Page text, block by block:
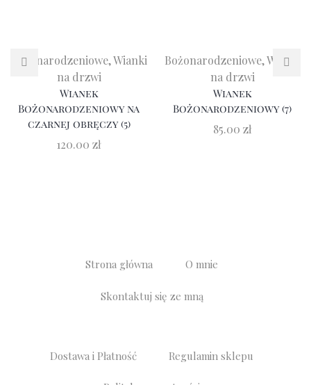
Bożonarodzeniowe,Wianki
na drzwi
Wianek
Bożonarodzeniowy na
czarnej obręczy (5)
120.00 zł
Bożonarodzeniowe,Wianki
na drzwi
Wianek
Bożonarodzeniowy (7)
85.00 zł
Strona główna O mnie
Skontaktuj się ze mną
Dostawa i Płatność Regulamin sklepu